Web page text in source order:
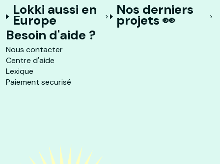
Lokki aussi en
Europe
Nos derniers
projets 👀
Besoin d'aide ?
Nous contacter
Centre d'aide
Lexique
Paiement securisé